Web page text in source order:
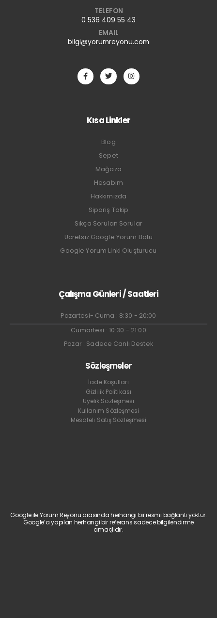
TELEFON
0 536 409 55 43
EMAIL
bilgi@yorumreyonu.com
Kısa Linkler
Blog
Sepet
Mağaza
Hesabım
Hakkımızda
Sipariş Takip
Sıkça Sorulan Sorular
Ücretsiz Google Yorum Botu
Google Yorum Linki Oluşturucu
Çalışma Günleri / Saatleri
Pazartesi- Cuma : 8:30 - 20:00
Cumartesi : 10:30 - 21:00
Pazar : Sadece Canlı Destek
Sözleşmeler
İade Koşulları
Gizlilik Politikası
Üyelik Sözleşmesi
Kullanım Sözleşmesi
Mesafeli Satış Sözleşmesi
Google ile Yorum Reyonu arasında herhangi bir resmi bağlantı yoktur.
Google’a yapılan herhangi bir referans sadece bilgilendirme
amaçlıdır.